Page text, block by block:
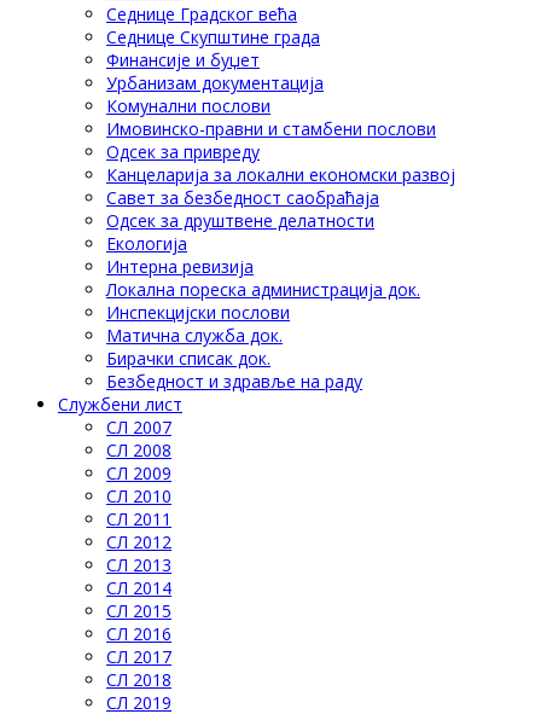
Седнице Градског већа
Седнице Скупштине града
Финансије и буџет
Урбанизам документација
Комунални послови
Имовинско-правни и стамбени послови
Одсек за привреду
Канцеларија за локални економски развој
Савет за безбедност саобраћаја
Одсек за друштвене делатности
Eкологија
Интерна ревизија
Локална пореска администрација док.
Инспекцијски послови
Матична служба док.
Бирачки списак док.
Безбедност и здравље на раду
Службени лист
СЛ 2007
СЛ 2008
СЛ 2009
СЛ 2010
СЛ 2011
СЛ 2012
СЛ 2013
СЛ 2014
СЛ 2015
СЛ 2016
СЛ 2017
СЛ 2018
СЛ 2019